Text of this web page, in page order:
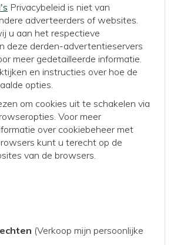
Privacybeleid is niet van
adverteerders of websites.
u aan het respectieve
deze derden-advertentieservers
meer gedetailleerde informatie.
en instructies over hoe de
opties.
om cookies uit te schakelen via
Voor meer
over cookiebeheer met
kunt u terecht op de
van de browsers.
(Verkoop mijn persoonlijke